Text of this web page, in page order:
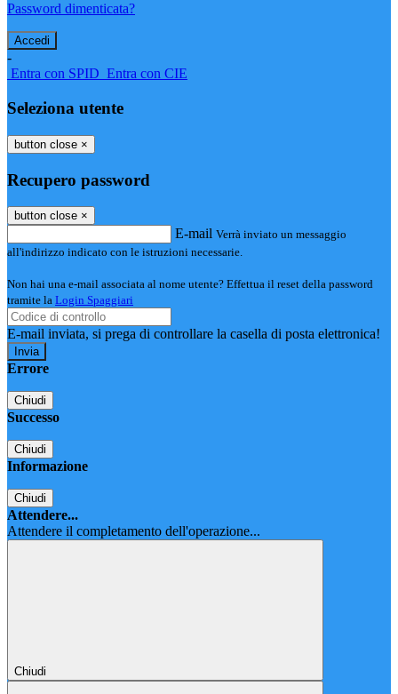
Password dimenticata?
-
Entra con SPID Entra con CIE
Seleziona utente
button close ×
Recupero password
button close ×
E-mail Verrà inviato un messaggio
all'indirizzo indicato con le istruzioni necessarie.
Non hai una e-mail associata al nome utente? Effettua il reset della password
tramite la Login Spaggiari
E-mail inviata, si prega di controllare la casella di posta elettronica!
Errore
Chiudi
Successo
Chiudi
Informazione
Chiudi
Attendere...
Attendere il completamento dell'operazione...
Chiudi